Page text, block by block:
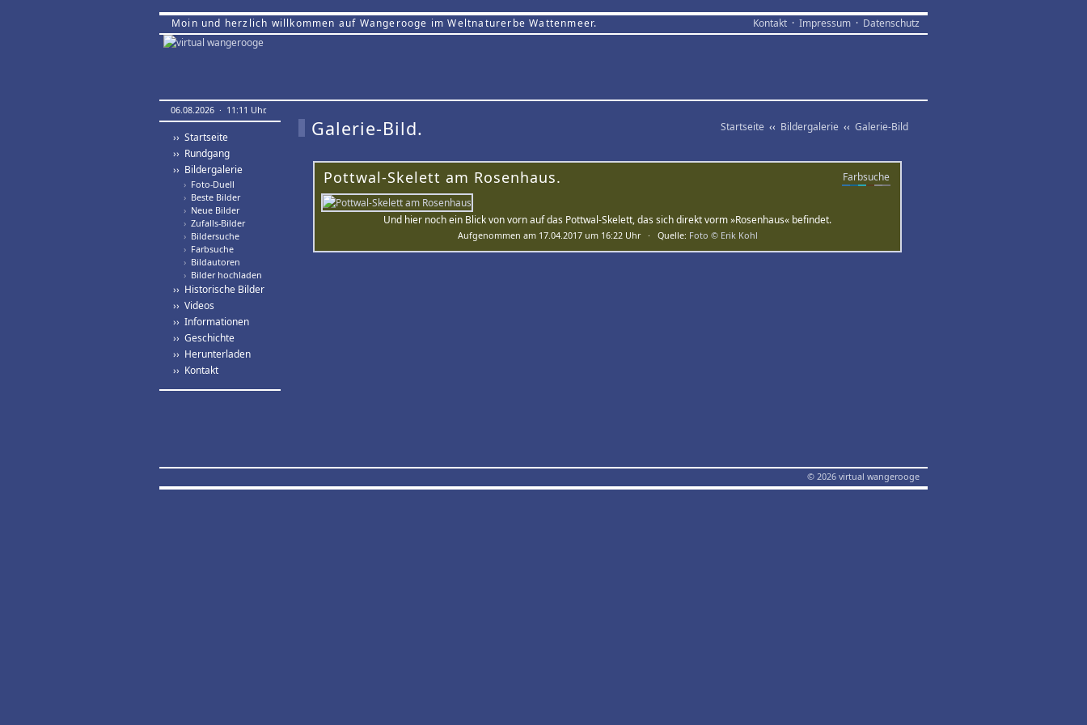
Moin und herzlich willkommen auf Wangerooge im Weltnaturerbe Wattenmeer. Kontakt · Impressum · Datenschutz
06.08.2026 · 11:11 Uhr.
›› Startseite
›› Rundgang
›› Bildergalerie
› Foto-Duell
› Beste Bilder
› Neue Bilder
› Zufalls-Bilder
› Bildersuche
› Farbsuche
› Bildautoren
› Bilder hochladen
›› Historische Bilder
›› Videos
›› Informationen
›› Geschichte
›› Herunterladen
›› Kontakt
Startseite ‹‹ Bildergalerie ‹‹ Galerie-Bild
Galerie-Bild.
Farbsuche
Pottwal-Skelett am Rosenhaus.
Und hier noch ein Blick von vorn auf das Pottwal-Skelett, das sich direkt vorm »Rosenhaus« befindet.
Aufgenommen am 17.04.2017 um 16:22 Uhr · Quelle: Foto © Erik Kohl
© 2026 virtual wangerooge